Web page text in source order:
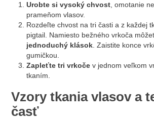
Urobte si vysoký chvost , omotanie
prameňom vlasov.
Rozdeľte chvost na tri časti a z každej
pigtail. Namiesto bežného vrkoča
jednoduchý klások . Zaistite konce
gumičkou.
Zapleťte tri vrkoče v jednom veľkom
tkaním.
Vzory tkania vlasov a
časť